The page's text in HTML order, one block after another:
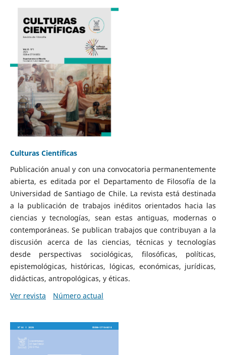
Culturas Científicas
Publicación anual y con una convocatoria permanentemente
abierta, es editada por el Departamento de Filosofía de la
Universidad de Santiago de Chile. La revista está destinada
a la publicación de trabajos inéditos orientados hacia las
ciencias y tecnologías, sean estas antiguas, modernas o
contemporáneas. Se publican trabajos que contribuyan a la
discusión acerca de las ciencias, técnicas y tecnologías
desde perspectivas sociológicas, filosóficas, políticas,
epistemológicas, históricas, lógicas, económicas, jurídicas,
didácticas, antropológicas, y éticas.
Ver revista
Número actual